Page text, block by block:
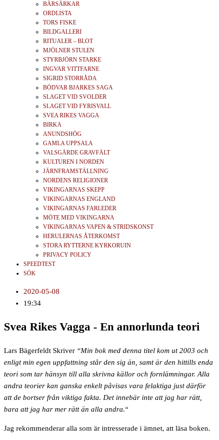
BÄRSÄRKAR
ORDLISTA
TORS FISKE
BILDGALLERI
RITUALER – BLOT
MJÖLNER STULEN
STYRBJÖRN STARKE
INGVAR VITTFARNE
SIGRID STORRÅDA
BÖDVAR BJARKES SAGA
SLAGET VID SVOLDER
SLAGET VID FYRISVALL
SVEA RIKES VAGGA
BIRKA
ANUNDSHÖG
GAMLA UPPSALA
VALSGÄRDE GRAVFÄLT
KULTUREN I NORDEN
JÄRNFRAMSTÄLLNING
NORDENS RELIGIONER
VIKINGARNAS SKEPP
VIKINGARNAS ENGLAND
VIKINGARNAS FARLEDER
MÖTE MED VIKINGARNA
VIKINGARNAS VAPEN & STRIDSKONST
HERULERNAS ÅTERKOMST
STORA RYTTERNE KYRKORUIN
PRIVACY POLICY
SPEEDTEST
SÖK
2020-05-08
19:34
Svea Rikes Vagga - En annorlunda teori
Lars Bägerfeldt Skriver “Min bok med denna titel kom ut 2003 och
enligt min egen uppfattning står den sig än, samt är den hittills enda
teori som tar hänsyn till alla skrivna källor och fornlämningar. Alla
andra teorier kan ganska enkelt påvisas vara felaktiga just därför
att de bortser från viktiga fakta. Det innebär inte att jag har rätt,
bara att jag har mer rätt än alla andra.“
Jag rekommenderar alla som är intresserade i ämnet, att läsa boken.